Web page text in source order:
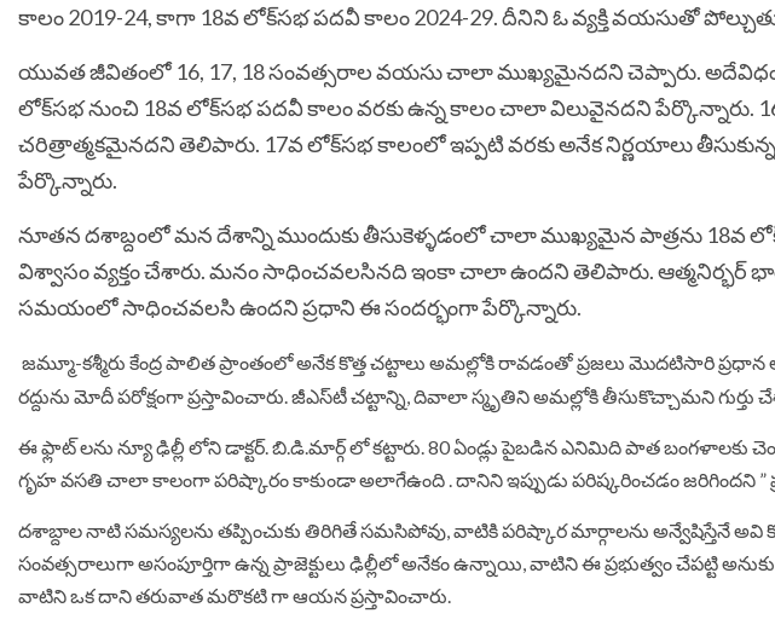
కాలం 2019-24, కాగా 18వ లోక్‌సభ పదవీ కాలం 2024-29. దీనిని ఓ వ్యక్తి వయసుతో
యువత జీవితంలో 16, 17, 18 సంవత్సరాల వయసు చాలా ముఖ్యమైనదని చెప్పారు.
లోక్‌సభ నుంచి 18వ లోక్‌సభ పదవీ కాలం వరకు ఉన్న కాలం చాలా విలువైనదని పేర్కొన్నారు.
చరిత్రాత్మకమైనదని తెలిపారు. 17వ లోక్‌సభ కాలంలో ఇప్పటి వరకు అనేక నిర్ణయాలు
పేర్కొన్నారు.
నూతన దశాబ్దంలో మన దేశాన్ని ముందుకు తీసుకెళ్ళడంలో చాలా ముఖ్యమైన పాత్రను 18వ
విశ్వాసం వ్యక్తం చేశారు. మనం సాధించవలసినది ఇంకా చాలా ఉందని తెలిపారు.ఆత్మనిర్భర్
సమయంలో సాధించవలసి ఉందని ప్రధాని ఈ సందర్భంగా పేర్కొన్నారు.
జమ్మూ-కశ్మీరు కేంద్ర పాలిత ప్రాంతంలో అనేక కొత్త చట్టాలు అమల్లోకి రావడంతో ప్రజలు మొదటిసారి
రద్దును మోదీ పరోక్షంగా ప్రస్తావించారు. జీఎస్‌టీ చట్టాన్ని, దివాలా స్మృతిని అమల్లోకి తీసుకొచ్చామని గుర్తు
ఈ ఫ్లాట్ లను న్యూ ఢిల్లీ లోని డాక్ట‌ర్. బి.డి.మార్గ్ లో కట్టారు. 80 ఏండ్లు పైబడిన ఎనిమిది పాత బంగళాలకు
గృహ వ‌స‌తి చాలా కాలంగా ప‌రిష్కారం కాకుండా అలాగేఉంది . దానిని ఇప్పుడు ప‌రిష్క‌రించ‌డం జ‌రిగింద‌ని ”
ద‌శాబ్దాల నాటి స‌మ‌స్య‌లను త‌ప్పించుకు తిరిగితే స‌మ‌సిపోవు, వాటికి ప‌రిష్కార మార్గాల‌ను అన్వేషిస్తేనే
సంవ‌త్స‌రాలుగా అసంపూర్తిగా ఉన్న ప్రాజెక్టులు ఢిల్లీలో అనేకం ఉన్నాయి, వాటిని ఈ ప్ర‌భుత్వం చేప‌ట్టి
వాటిని ఒక‌ దాని త‌రువాత మ‌రొక‌టి గా ఆయ‌న ప్ర‌స్తావించారు.